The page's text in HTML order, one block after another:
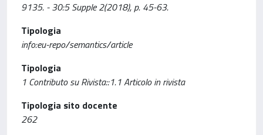
9135. - 30:5 Supple 2(2018), p. 45-63.
Tipologia
info:eu-repo/semantics/article
Tipologia
1 Contributo su Rivista::1.1 Articolo in rivista
Tipologia sito docente
262